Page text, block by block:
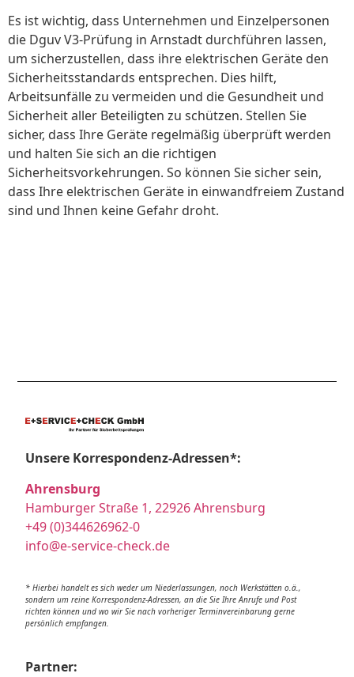
Es ist wichtig, dass Unternehmen und Einzelpersonen
die Dguv V3-Prüfung in Arnstadt durchführen lassen,
um sicherzustellen, dass ihre elektrischen Geräte den
Sicherheitsstandards entsprechen. Dies hilft,
Arbeitsunfälle zu vermeiden und die Gesundheit und
Sicherheit aller Beteiligten zu schützen. Stellen Sie
sicher, dass Ihre Geräte regelmäßig überprüft werden
und halten Sie sich an die richtigen
Sicherheitsvorkehrungen. So können Sie sicher sein,
dass Ihre elektrischen Geräte in einwandfreiem Zustand
sind und Ihnen keine Gefahr droht.
Unsere Korrespondenz-Adressen*:
Ahrensburg
Hamburger Straße 1, 22926 Ahrensburg
+49 (0)344626962-0
info@e-service-check.de
* Hierbei handelt es sich weder um Niederlassungen, noch Werkstätten o.ä.,
sondern um reine Korrespondenz-Adressen, an die Sie Ihre Anrufe und Post
richten können und wo wir Sie nach vorheriger Terminvereinbarung gerne
persönlich empfangen.
Partner: